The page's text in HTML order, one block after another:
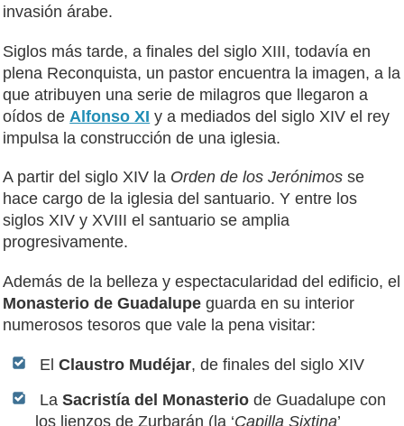
invasión árabe.
Siglos más tarde, a finales del siglo XIII, todavía en
plena Reconquista, un pastor encuentra la imagen, a la
que atribuyen una serie de milagros que llegaron a
oídos de Alfonso XI y a mediados del siglo XIV el rey
impulsa la construcción de una iglesia.
A partir del siglo XIV la Orden de los Jerónimos se
hace cargo de la iglesia del santuario. Y entre los
siglos XIV y XVIII el santuario se amplia
progresivamente.
Además de la belleza y espectacularidad del edificio, el
Monasterio de Guadalupe guarda en su interior
numerosos tesoros que vale la pena visitar:
ElClaustro Mudéjar, de finales del siglo XIV
LaSacristía del Monasterio de Guadalupe con
los lienzos de Zurbarán (la ‘Capilla Sixtina’